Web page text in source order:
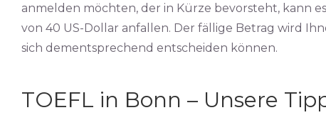
anmelden möchten, der in Kürze bevorsteht, kann
von 40 US-Dollar anfallen. Der fällige Betrag wird
sich dementsprechend entscheiden können.
TOEFL in Bonn – Unsere